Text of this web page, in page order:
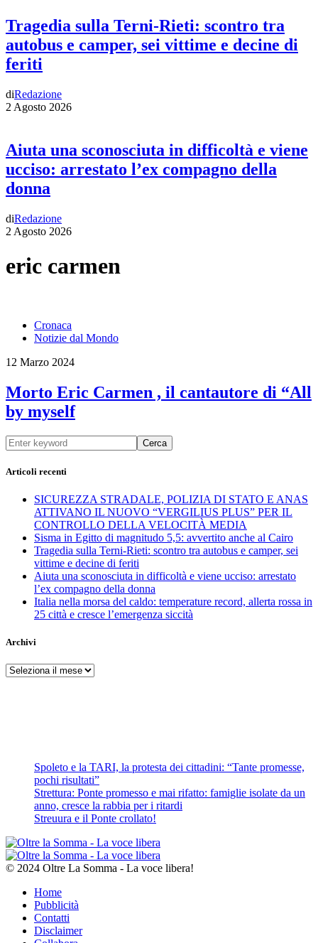
Tragedia sulla Terni-Rieti: scontro tra
autobus e camper, sei vittime e decine di
feriti
diRedazione
2 Agosto 2026
Aiuta una sconosciuta in difficoltà e viene
ucciso: arrestato l’ex compagno della
donna
diRedazione
2 Agosto 2026
eric carmen
Cronaca
Notizie dal Mondo
12 Marzo 2024
Morto Eric Carmen , il cantautore di “All
by myself
Cerca
Articoli recenti
SICUREZZA STRADALE, POLIZIA DI STATO E ANAS
ATTIVANO IL NUOVO “VERGILIUS PLUS” PER IL
CONTROLLO DELLA VELOCITÀ MEDIA
Sisma in Egitto di magnitudo 5,5: avvertito anche al Cairo
Tragedia sulla Terni-Rieti: scontro tra autobus e camper, sei
vittime e decine di feriti
Aiuta una sconosciuta in difficoltà e viene ucciso: arrestato
l’ex compagno della donna
Italia nella morsa del caldo: temperature record, allerta rossa in
25 città e cresce l’emergenza siccità
Archivi
Archivi
Spoleto e la TARI, la protesta dei cittadini: “Tante promesse,
pochi risultati”
Strettura: Ponte promesso e mai rifatto: famiglie isolate da un
anno, cresce la rabbia per i ritardi
Streuura e il Ponte crollato!
© 2024 Oltre La Somma - La voce libera!
Home
Pubblicità
Contatti
Disclaimer